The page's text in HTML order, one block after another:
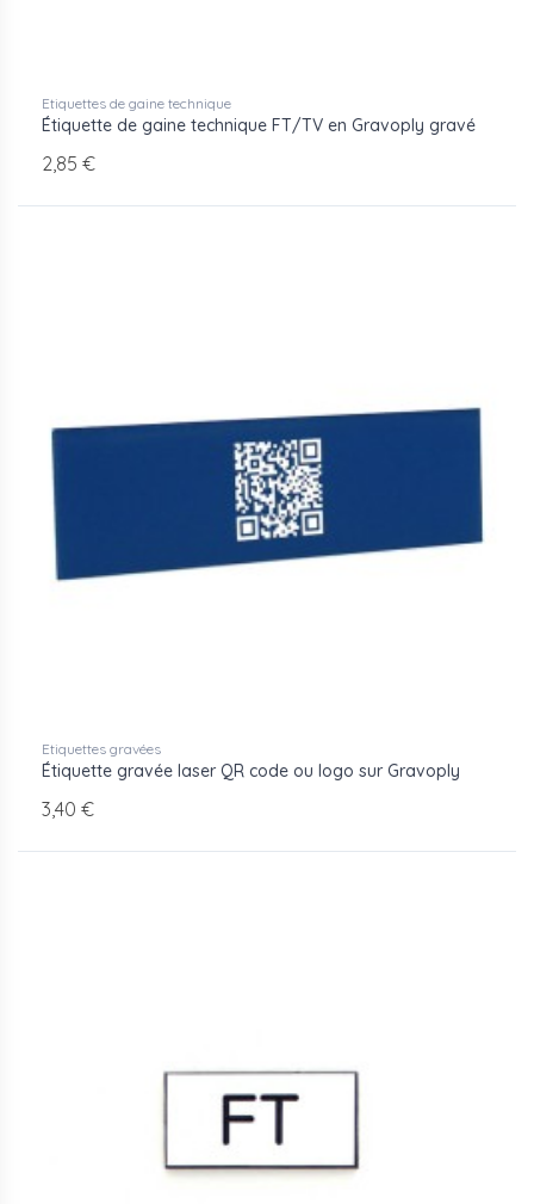
Etiquettes de gaine technique
Étiquette de gaine technique FT/TV en Gravoply gravé
2,85 €
Etiquettes gravées
Étiquette gravée laser QR code ou logo sur Gravoply
3,40 €